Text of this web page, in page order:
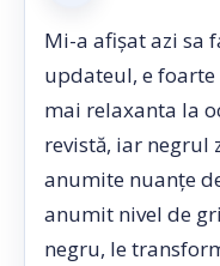
Mi-a afișat azi sa
updateul, e
mai relaxanta la
revistă, iar negrul
anumite nuanțe
anumit nivel de
negru, le